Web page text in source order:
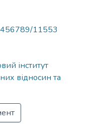
11553
інститут
відносин та